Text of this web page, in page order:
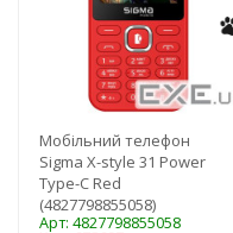
Мобільний телефон
Sigma X-style 31 Power
Type-C Red
(4827798855058)
Арт: 4827798855058